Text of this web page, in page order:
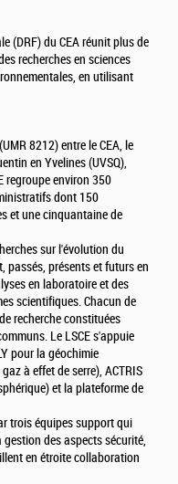
(DRF) du CEA réunit plus de
recherches en sciences
en utilisant
8212) entre le CEA, le
en Yvelines (UVSQ),
regroupe environ 350
dont 150
et une cinquantaine de
sur l'évolution du
passés, présents et futurs en
en laboratoire et des
scientifiques. Chacun de
recherche constituées
Le LSCE s'appuie
pour la géochimie
à effet de serre), ACTRIS
et la plateforme de
trois équipes support qui
des aspects sécurité,
en étroite collaboration